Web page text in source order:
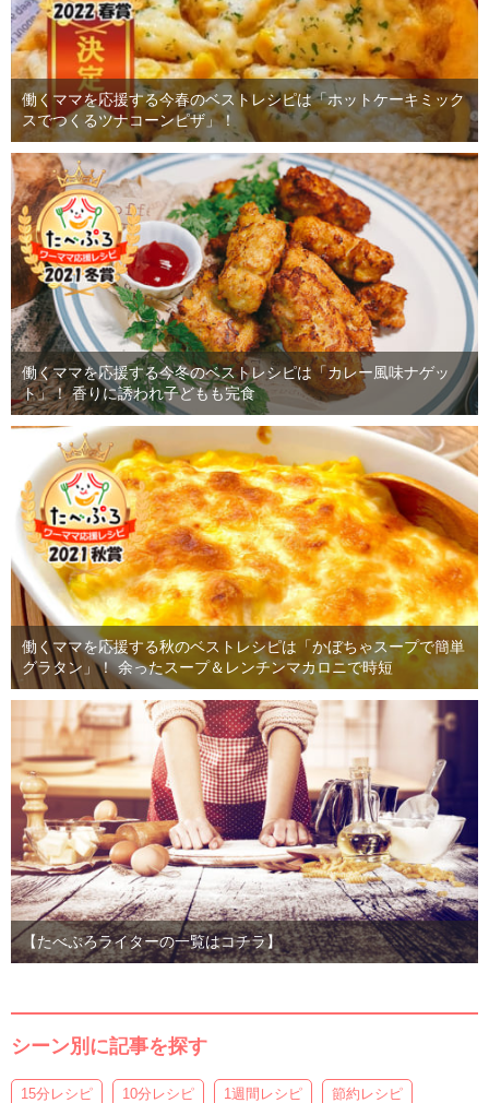
働くママを応援する今春のベストレシピは「ホットケーキミック
スでつくるツナコーンピザ」！
働くママを応援する今冬のベストレシピは「カレー風味ナゲッ
ト」！ 香りに誘われ子どもも完食
働くママを応援する秋のベストレシピは「かぼちゃスープで簡単
グラタン」！ 余ったスープ＆レンチンマカロニで時短
【たべぷろライターの一覧はコチラ】
シーン別に記事を探す
15分レシピ 10分レシピ 1週間レシピ 節約レシピ